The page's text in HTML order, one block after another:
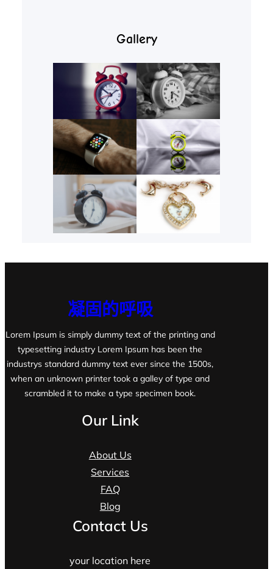
Gallery
凝固的呼吸
Lorem Ipsum is simply dummy text of the printing and
typesetting industry Lorem Ipsum has been the
industrys standard dummy text ever since the 1500s,
when an unknown printer took a galley of type and
scrambled it to make a type specimen book.
Our Link
About Us
Services
FAQ
Blog
Contact Us
your location here